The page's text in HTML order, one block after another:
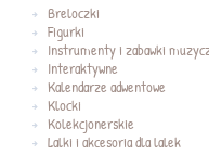
Breloczki
Figurki
Instrumenty i zabawki
Interaktywne
Kalendarze adwentowe
Klocki
Kolekcjonerskie
Lalki i akcesoria dla lalek